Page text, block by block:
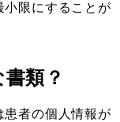
小限にすることが
類？
患者の個人情報が